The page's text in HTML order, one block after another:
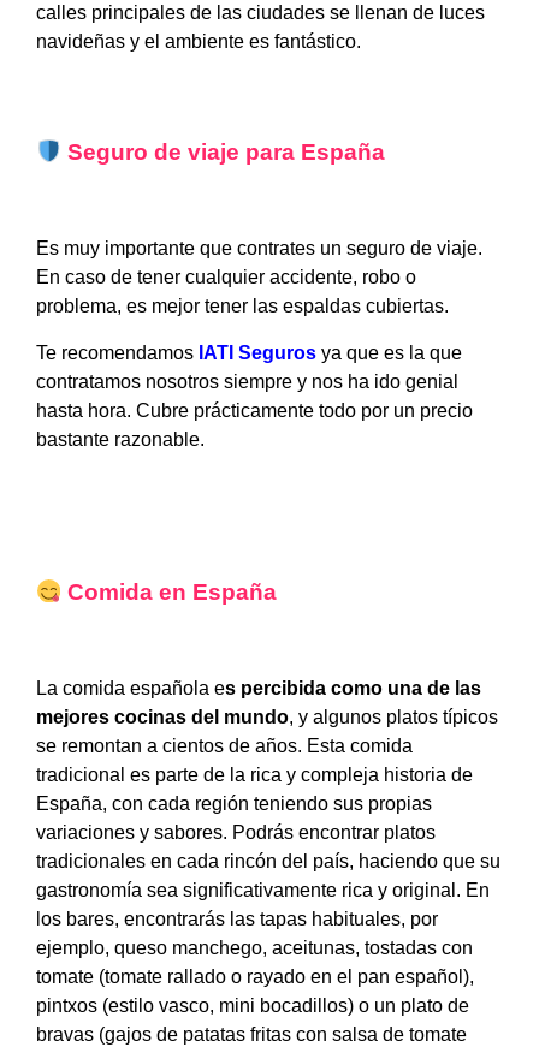
calles principales de las ciudades se llenan de luces
navideñas y el ambiente es fantástico.
Seguro de viaje para España
Es muy importante que contrates un seguro de viaje.
En caso de tener cualquier accidente, robo o
problema, es mejor tener las espaldas cubiertas.
Te recomendamos IATI Seguros ya que es la que
contratamos nosotros siempre y nos ha ido genial
hasta hora. Cubre prácticamente todo por un precio
bastante razonable.
Comida en España
La comida española es percibida como una de las
mejores cocinas del mundo, y algunos platos típicos
se remontan a cientos de años. Esta comida
tradicional es parte de la rica y compleja historia de
España, con cada región teniendo sus propias
variaciones y sabores. Podrás encontrar platos
tradicionales en cada rincón del país, haciendo que su
gastronomía sea significativamente rica y original. En
los bares, encontrarás las tapas habituales, por
ejemplo, queso manchego, aceitunas, tostadas con
tomate (tomate rallado o rayado en el pan español),
pintxos (estilo vasco, mini bocadillos) o un plato de
bravas (gajos de patatas fritas con salsa de tomate